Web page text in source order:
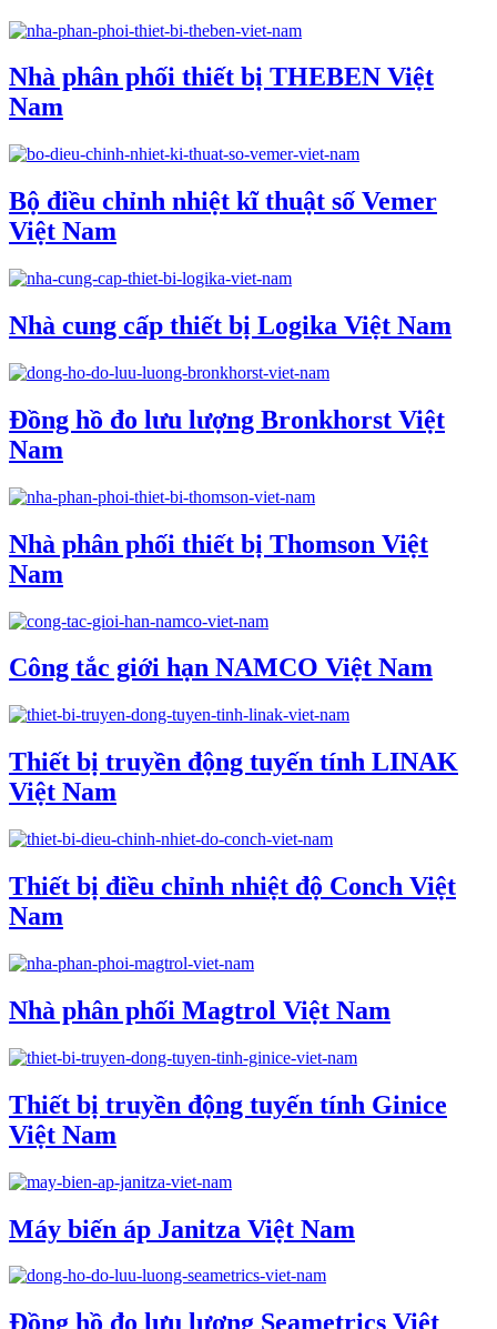
Nhà phân phối thiết bị THEBEN Việt
Nam
Bộ điều chỉnh nhiệt kĩ thuật số Vemer
Việt Nam
Nhà cung cấp thiết bị Logika Việt Nam
Đồng hồ đo lưu lượng Bronkhorst Việt
Nam
Nhà phân phối thiết bị Thomson Việt
Nam
Công tắc giới hạn NAMCO Việt Nam
Thiết bị truyền động tuyến tính LINAK
Việt Nam
Thiết bị điều chỉnh nhiệt độ Conch Việt
Nam
Nhà phân phối Magtrol Việt Nam
Thiết bị truyền động tuyến tính Ginice
Việt Nam
Máy biến áp Janitza Việt Nam
Đồng hồ đo lưu lượng Seametrics Việt